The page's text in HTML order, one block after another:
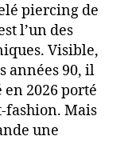
piercing de
l’un des
Visible,
années 90, il
2026 porté
fashion. Mais
une